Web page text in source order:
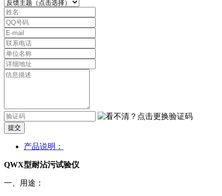
提交
产品说明：
QWX型耐沾污试验仪
一、用途：